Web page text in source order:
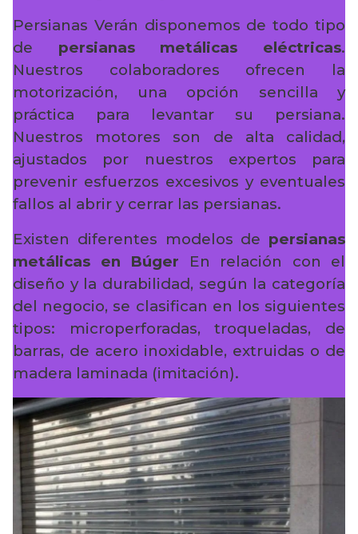
Persianas Verán disponemos de todo tipo
de persianas metálicas eléctricas.
Nuestros colaboradores ofrecen la
motorización, una opción sencilla y
práctica para levantar su persiana.
Nuestros motores son de alta calidad,
ajustados por nuestros expertos para
prevenir esfuerzos excesivos y eventuales
fallos al abrir y cerrar las persianas.
Existen diferentes modelos de persianas
metálicas en Búger En relación con el
diseño y la durabilidad, según la categoría
del negocio, se clasifican en los siguientes
tipos: microperforadas, troqueladas, de
barras, de acero inoxidable, extruidas o de
madera laminada (imitación).